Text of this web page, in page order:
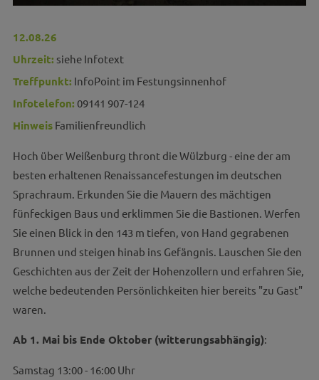
12.08.26
Uhrzeit: siehe Infotext
Treffpunkt: InfoPoint im Festungsinnenhof
Infotelefon: 09141 907-124
HinweisFamilienfreundlich
Hoch über Weißenburg thront die Wülzburg - eine der am
besten erhaltenen Renaissancefestungen im deutschen
Sprachraum. Erkunden Sie die Mauern des mächtigen
fünfeckigen Baus und erklimmen Sie die Bastionen. Werfen
Sie einen Blick in den 143 m tiefen, von Hand gegrabenen
Brunnen und steigen hinab ins Gefängnis. Lauschen Sie den
Geschichten aus der Zeit der Hohenzollern und erfahren Sie,
welche bedeutenden Persönlichkeiten hier bereits "zu Gast"
waren.
Ab 1. Mai bis Ende Oktober (witterungsabhängig):
Samstag 13:00 - 16:00 Uhr